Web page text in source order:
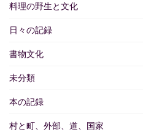
料理の野生と文化
日々の記録
書物文化
未分類
本の記録
村と町、外部、道、国家